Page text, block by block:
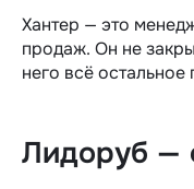
Хантер — это
продаж. Он не
него всё остальное
Лидоруб —